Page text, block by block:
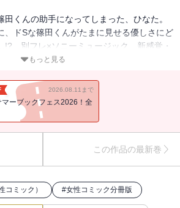
くんの助手になってしまった、ひなた。
、ドSな篠田くんがたまに見せる優しさにど
別フレ×ソニーミュージック 新感覚・
7 「HOTEL SHINODAのおもてなし
もっと見る
2026.08.11まで
マーブックフェス2026！全
この作品の最新巻
コミック） #女性コミック分冊版